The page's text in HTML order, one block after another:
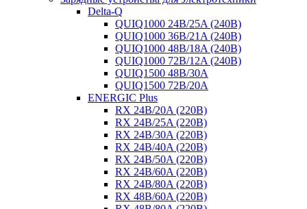
Delta-Q
QUIQ1000 24B/25A (240B)
QUIQ1000 36B/21A (240B)
QUIQ1000 48B/18A (240B)
QUIQ1000 72B/12A (240B)
QUIQ1500 48B/30A
QUIQ1500 72B/20A
ENERGIC Plus
RX 24B/20A (220B)
RX 24B/25A (220B)
RX 24B/30A (220B)
RX 24B/40A (220B)
RX 24B/50A (220B)
RX 24B/60A (220B)
RX 24B/80A (220B)
RX 48B/60A (220B)